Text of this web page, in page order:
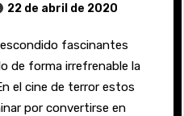
22 de abril de 2020
de forma irrefrenable la
el cine de terror estos
por convertirse en